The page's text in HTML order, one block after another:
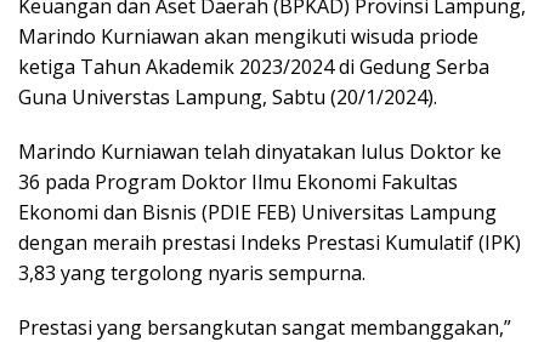
Keuangan dan Aset Daerah (BPKAD) Provinsi Lampung,
Marindo Kurniawan akan mengikuti wisuda priode
ketiga Tahun Akademik 2023/2024 di Gedung Serba
Guna Universtas Lampung, Sabtu (20/1/2024).
Marindo Kurniawan telah dinyatakan lulus Doktor ke
36 pada Program Doktor Ilmu Ekonomi Fakultas
Ekonomi dan Bisnis (PDIE FEB) Universitas Lampung
dengan meraih prestasi Indeks Prestasi Kumulatif (IPK)
3,83 yang tergolong nyaris sempurna.
Prestasi yang bersangkutan sangat membanggakan,”